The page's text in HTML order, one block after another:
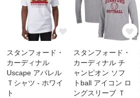
スタンフォード・
カーディナル
Uscape アパレル
Ｔシャツ - ホワイ
ト
スタンフォード・
カーディナル チ
ャンピオン ソフ
トball アイコン ロ
ングスリーブ Ｔ